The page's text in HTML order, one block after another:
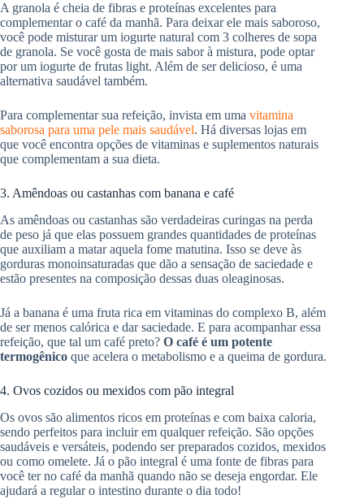
A granola é cheia de fibras e proteínas excelentes para
complementar o café da manhã. Para deixar ele mais saboroso,
você pode misturar um iogurte natural com 3 colheres de sopa
de granola. Se você gosta de mais sabor à mistura, pode optar
por um iogurte de frutas light. Além de ser delicioso, é uma
alternativa saudável também.
Para complementar sua refeição, invista em uma vitamina
saborosa para uma pele mais saudável. Há diversas lojas em
que você encontra opções de vitaminas e suplementos naturais
que complementam a sua dieta.
3. Amêndoas ou castanhas com banana e café
As amêndoas ou castanhas são verdadeiras curingas na perda
de peso já que elas possuem grandes quantidades de proteínas
que auxiliam a matar aquela fome matutina. Isso se deve às
gorduras monoinsaturadas que dão a sensação de saciedade e
estão presentes na composição dessas duas oleaginosas.
Já a banana é uma fruta rica em vitaminas do complexo B, além
de ser menos calórica e dar saciedade. E para acompanhar essa
refeição, que tal um café preto? O café é um potente
termogênico que acelera o metabolismo e a queima de gordura.
4. Ovos cozidos ou mexidos com pão integral
Os ovos são alimentos ricos em proteínas e com baixa caloria,
sendo perfeitos para incluir em qualquer refeição. São opções
saudáveis e versáteis, podendo ser preparados cozidos, mexidos
ou como omelete. Já o pão integral é uma fonte de fibras para
você ter no café da manhã quando não se deseja engordar. Ele
ajudará a regular o intestino durante o dia todo!